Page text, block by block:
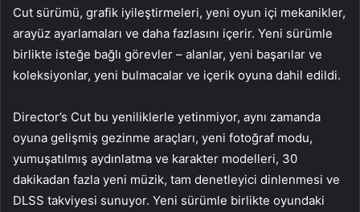
Cut sürümü, grafik iyileştirmeleri, yeni oyun içi mekanikler,
arayüz ayarlamaları ve daha fazlasını içerir. Yeni sürümle
birlikte isteğe bağlı görevler – alanlar, yeni başarılar ve
koleksiyonlar, yeni bulmacalar ve içerik oyuna dahil edildi.
Director’s Cut bu yeniliklerle yetinmiyor, aynı zamanda
oyuna gelişmiş gezinme araçları, yeni fotoğraf modu,
yumuşatılmış aydınlatma ve karakter modelleri, 30
dakikadan fazla yeni müzik, tam denetleyici dinlenmesi ve
DLSS takviyesi sunuyor. Yeni sürümle birlikte oyundaki